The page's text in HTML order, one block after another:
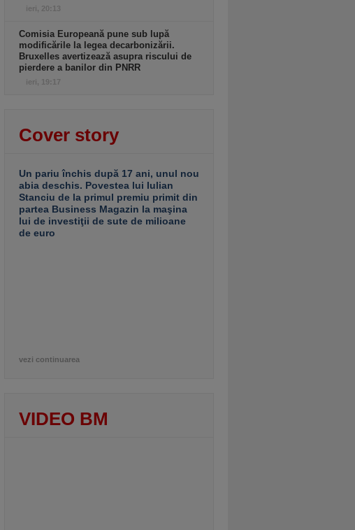
ieri, 20:13
Comisia Europeană pune sub lupă
modificările la legea decarbonizării.
Bruxelles avertizează asupra riscului de
pierdere a banilor din PNRR
ieri, 19:17
Cover story
Un pariu închis după 17 ani, unul nou
abia deschis. Povestea lui Iulian
Stanciu de la primul premiu primit din
partea Business Magazin la maşina
lui de investiţii de sute de milioane
de euro
vezi continuarea
VIDEO BM